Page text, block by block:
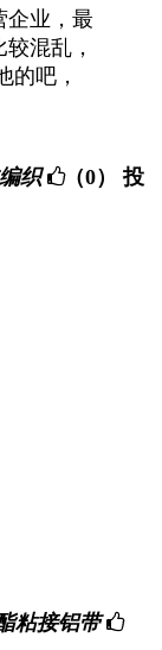
企业，最
混乱，
的吧，
织 （0）
投
粘接铝带